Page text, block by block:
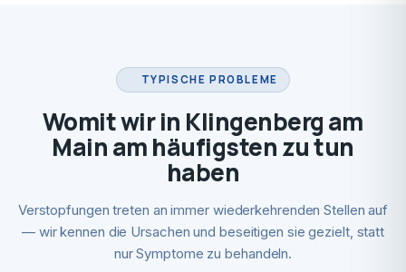
TYPISCHE PROBLEME
Womit wir in Klingenberg am
Main am häufigsten zu tun
haben
Verstopfungen treten an immer wiederkehrenden Stellen auf
— wir kennen die Ursachen und beseitigen sie gezielt, statt
nur Symptome zu behandeln.